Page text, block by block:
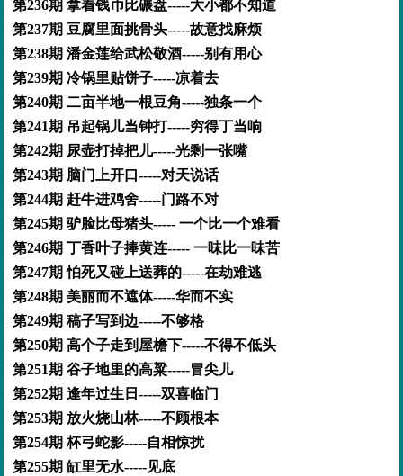
第236期 拿着钱币比碾盘-----大小都不知道
第237期 豆腐里面挑骨头-----故意找麻烦
第238期 潘金莲给武松敬酒-----别有用心
第239期 冷锅里贴饼子-----凉着去
第240期 二亩半地一根豆角-----独条一个
第241期 吊起锅儿当钟打-----穷得丁当响
第242期 尿壶打掉把儿-----光剩一张嘴
第243期 脑门上开口-----对天说话
第244期 赶牛进鸡舍-----门路不对
第245期 驴脸比母猪头----- 一个比一个难看
第246期 丁香叶子捧黄连----- 一味比一味苦
第247期 怕死又碰上送葬的-----在劫难逃
第248期 美丽而不遮体-----华而不实
第249期 稿子写到边-----不够格
第250期 高个子走到屋檐下-----不得不低头
第251期 谷子地里的高粱-----冒尖儿
第252期 逢年过生日-----双喜临门
第253期 放火烧山林-----不顾根本
第254期 杯弓蛇影-----自相惊扰
第255期 缸里无水-----见底